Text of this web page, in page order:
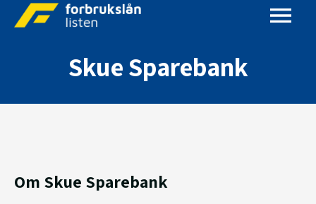
Skue Sparebank
Om Skue Sparebank